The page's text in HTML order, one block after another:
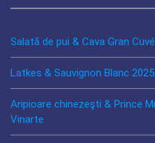
Salată de pui & Cava Gran
Latkes & Sauvignon Blanc
Aripioare chinezeşti & Prince
Vinarte